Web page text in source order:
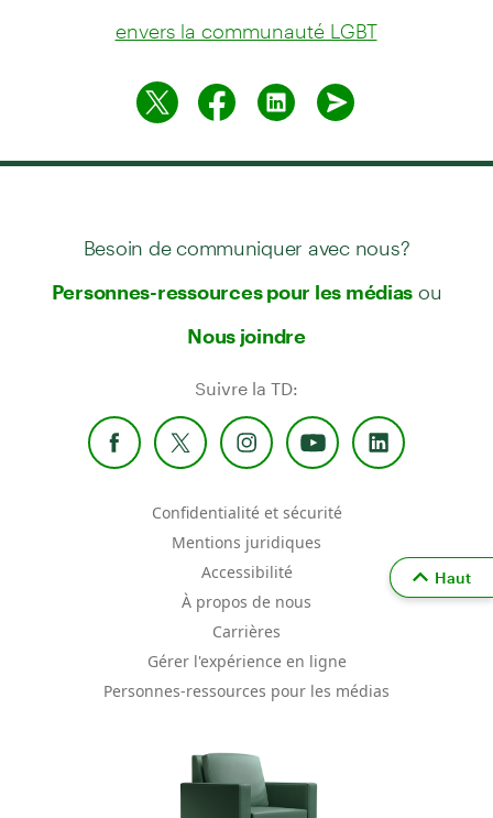
envers la communauté LGBT
Besoin de communiquer avec nous?
Personnes-ressources pour les médias ou
Nous joindre
Suivre la TD:
Confidentialité et sécurité
Mentions juridiques
Accessibilité
À propos de nous
Carrières
Gérer l'expérience en ligne
Personnes-ressources pour les médias
Haut